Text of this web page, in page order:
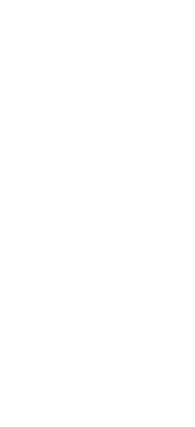
freiwillig ist, und
Ihnen Betafunktionen zur
verbundenen
zulässigen Umfang die
für den Zeitraum in dem
Eigentum gestützt
Form und allen Medien zu
zu kopieren und zu
Einschränkung und in
halten. Wenn Ihre
erhalten Sie keine
Wir sind nicht verpflichtet,
Einsendungen zu
und können jede
vor allem, wenn sie
Bedingungen verstößt.
einer Einsendung
Rechte daran besitzen
die für die
sind, einschließlich der